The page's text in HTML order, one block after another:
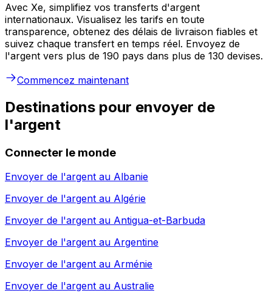
Avec Xe, simplifiez vos transferts d'argent
internationaux. Visualisez les tarifs en toute
transparence, obtenez des délais de livraison fiables et
suivez chaque transfert en temps réel. Envoyez de
l'argent vers plus de 190 pays dans plus de 130 devises.
Commencez maintenant
Destinations pour envoyer de
l'argent
Connecter le monde
Envoyer de l'argent au Albanie
Envoyer de l'argent au Algérie
Envoyer de l'argent au Antigua-et-Barbuda
Envoyer de l'argent au Argentine
Envoyer de l'argent au Arménie
Envoyer de l'argent au Australie